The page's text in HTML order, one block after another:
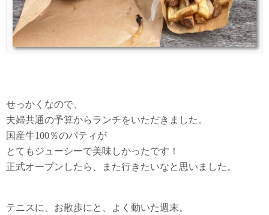
せっかくなので、
夫婦共通の予算からランチをいただきました。
国産牛100％のパティが
とてもジューシーで美味しかったです！
正式オープンしたら、また行きたいなと思いました。
テニスに、お散歩にと、よく動いた週末。